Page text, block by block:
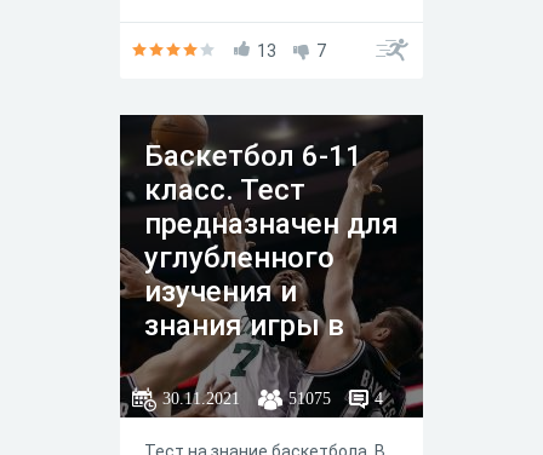
учебной программы по
13 7
Баскетбол 6-11
класс. Тест
предназначен для
углубленного
изучения и
знания игры в
баскетбол.
30.11.2021 51075 4